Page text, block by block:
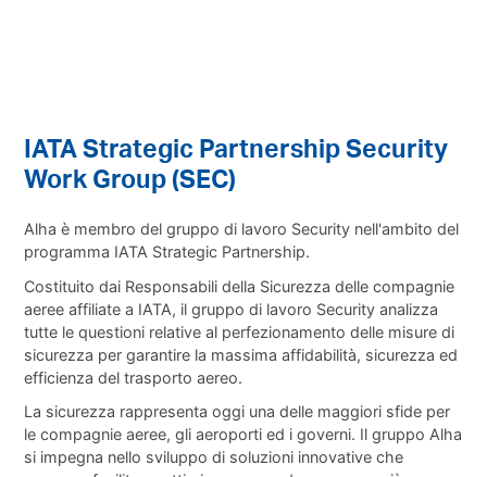
IATA Strategic Partnership Security
Work Group (SEC)
Alha è membro del gruppo di lavoro Securitynell'ambito del
programma IATA Strategic Partnership.
Costituito dai Responsabili della Sicurezza delle compagnie
aeree affiliate a IATA, il gruppo di lavoro Security analizza
tutte le questioni relative al perfezionamento delle misure di
sicurezza per garantire la massima affidabilità, sicurezza ed
efficienza del trasporto aereo.
La sicurezza rappresenta oggi una delle maggiori sfide per
le compagnie aeree, gli aeroporti ed i governi. Il gruppo Alha
si impegna nello sviluppo di soluzioni innovative che